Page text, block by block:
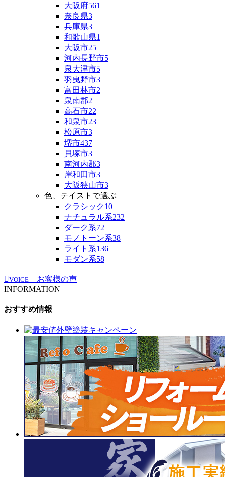
大阪府561
奈良県3
兵庫県3
和歌山県1
大阪市25
河内長野市5
泉大津市5
羽曳野市3
富田林市2
泉南郡2
高石市22
和泉市23
松原市3
堺市437
貝塚市3
南河内郡3
岸和田市3
大阪狭山市3
色、テイストで選ぶ
クラシック10
ナチュラル系232
ダーク系72
モノトーン系38
ライト系136
モダン系58
VOICE
お客様の声
INFORMATION
おすすめ情報